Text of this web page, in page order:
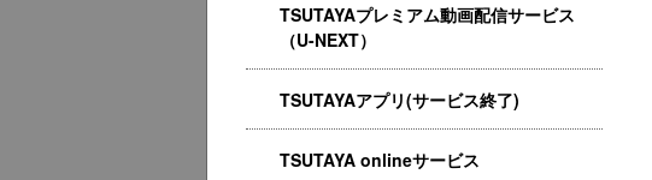
TSUTAYAプレミアム動画配信サービス
（U-NEXT）
TSUTAYAアプリ(サービス終了)
TSUTAYA onlineサービス